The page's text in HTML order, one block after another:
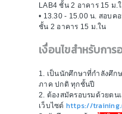
LAB4 ชั้น 2 อาคาร 15 ม.
• 13.30 - 15.00 น. สอบ
ชั้น 2 อาคาร 15 ม.ใน
เงื่อนไขสำหรับการ
1. เป็นนักศึกษาที่กำลังศึก
ภาค ปกติ ทุกชั้นปี
2. ต้องสมัครอบรมด้วยตน
เว็บไซต์ https://